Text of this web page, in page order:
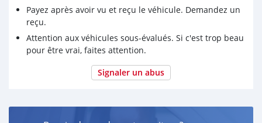
Payez après avoir vu et reçu le véhicule. Demandez un
reçu.
Attention aux véhicules sous-évalués. Si c'est trop beau
pour être vrai, faites attention.
Signaler un abus